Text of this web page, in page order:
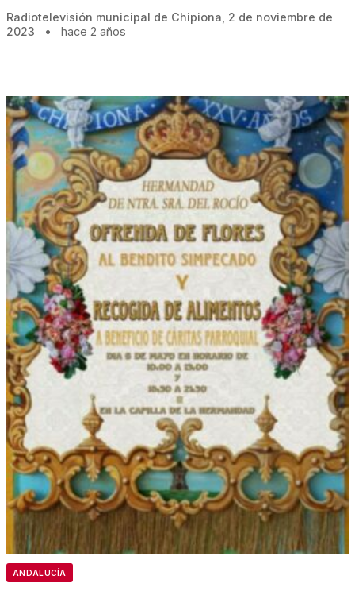
Radiotelevisión municipal de Chipiona, 2 de noviembre de
2023
• hace 2 años
ANDALUCÍA